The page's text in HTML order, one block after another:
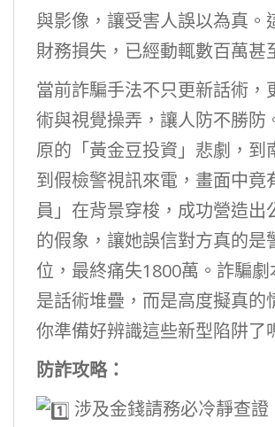
與影像，讓受害人誤以為真。
財務損失，已經動輒數百萬甚
當前詐騙手法不只更新話術，
術與視覺操弄，讓人防不勝防
原的「黃金豆投資」悲劇，到
到假檢警視訊來電，畫面中竟
員」在背景穿梭，成功營造出
的假象，讓她誤信對方真的是
位，最終痛失1800萬。詐騙劇
是話術堆疊，而是高度擬真的
你準備好辨識這些新型陷阱了
防詐攻略：
涉及金錢請務必冷靜查證